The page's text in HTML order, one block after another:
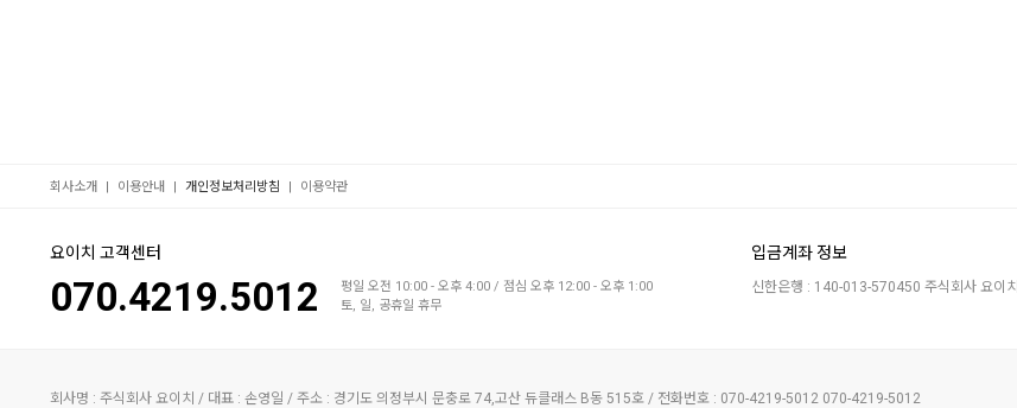
회사소개 | 이용안내 | 개인정보처리방침 | 이용약관
요이치 고객센터
070.4219.5012
평일 오전 10:00 - 오후 4:00 / 점심 오후 12:00 - 오후 1:00
토, 일, 공휴일 휴무
입금계좌 정보
신한은행 : 140-013-570450 주식회사 요이치
회사명 : 주식회사 요이치 / 대표 : 손영일 / 주소 : 경기도 의정부시 문충로 74,고산 듀클래스 B동 515호 / 전화번호 : 070-4219-5012 070-4219-5012